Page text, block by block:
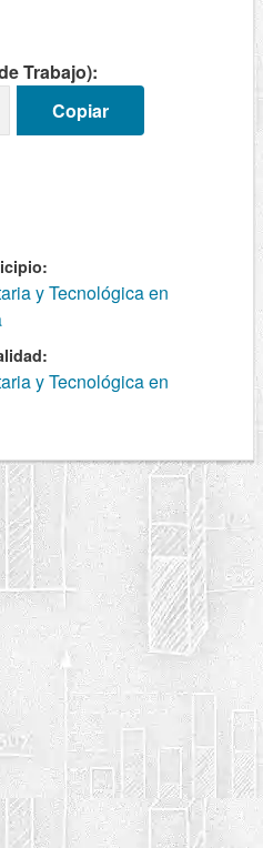
Trabajo):
Copiar
y Tecnológica en
y Tecnológica en